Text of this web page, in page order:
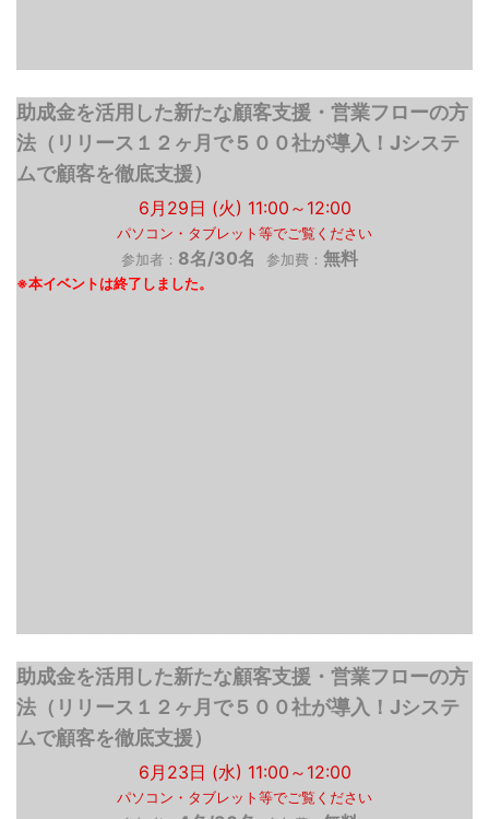
助成金を活用した新たな顧客支援・営業フローの方
法（リリース１２ヶ月で５００社が導入！Jシステ
ムで顧客を徹底支援）
6月29日 (火) 11:00～12:00
パソコン・タブレット等でご覧ください
参加者： 8名/30名 参加費： 無料
助成金を活用した新たな顧客支援・営業フローの方
法（リリース１２ヶ月で５００社が導入！Jシステ
ムで顧客を徹底支援）
6月23日 (水) 11:00～12:00
パソコン・タブレット等でご覧ください